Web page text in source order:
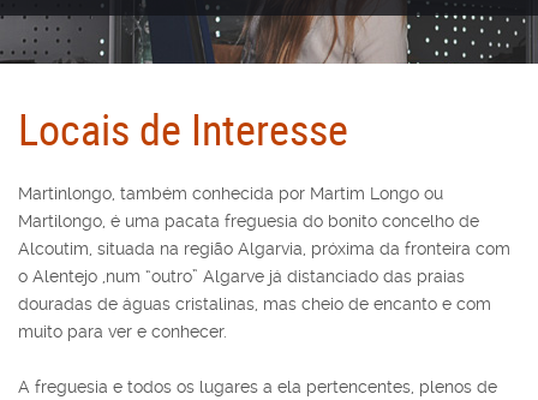
Locais de Interesse
Martinlongo, também conhecida por Martim Longo ou
Martilongo, é uma pacata freguesia do bonito concelho de
Alcoutim, situada na região Algarvia, próxima da fronteira com
o Alentejo ,num “outro” Algarve já distanciado das praias
douradas de águas cristalinas, mas cheio de encanto e com
muito para ver e conhecer.
A freguesia e todos os lugares a ela pertencentes, plenos de